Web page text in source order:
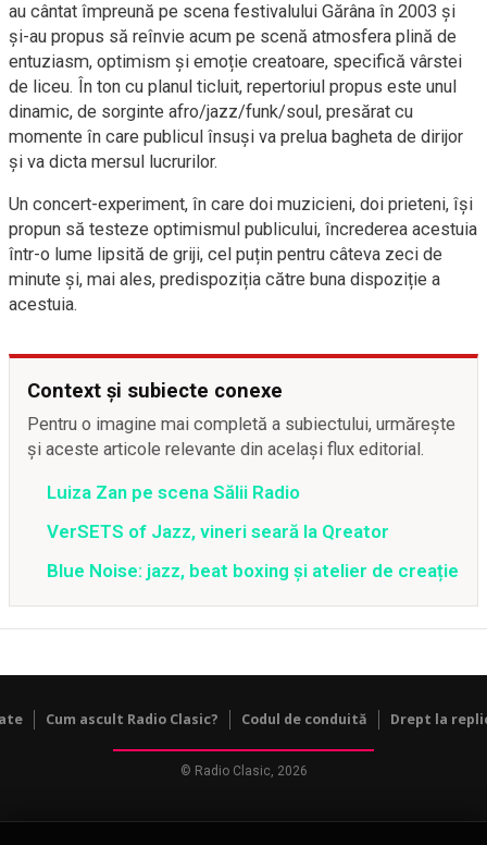
au cântat împreună pe scena festivalului Gărâna în 2003 și
și-au propus să reînvie acum pe scenă atmosfera plină de
entuziasm, optimism și emoție creatoare, specifică vârstei
de liceu. În ton cu planul ticluit, repertoriul propus este unul
dinamic, de sorginte afro/jazz/funk/soul, presărat cu
momente în care publicul însuși va prelua bagheta de dirijor
și va dicta mersul lucrurilor.
Un concert-experiment, în care doi muzicieni, doi prieteni, își
propun să testeze optimismul publicului, încrederea acestuia
într-o lume lipsită de griji, cel puțin pentru câteva zeci de
minute și, mai ales, predispoziția către buna dispoziție a
acestuia.
Context și subiecte conexe
Pentru o imagine mai completă a subiectului, urmărește
și aceste articole relevante din același flux editorial.
Luiza Zan pe scena Sălii Radio
VerSETS of Jazz, vineri seară la Qreator
Blue Noise: jazz, beat boxing și atelier de creație
Cum ascult Radio Clasic? Codul de conduită Drept la
© Radio Clasic, 2026